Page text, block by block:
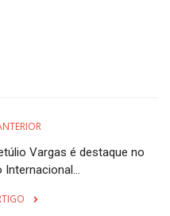
Vargas é destaque no
Internacional...